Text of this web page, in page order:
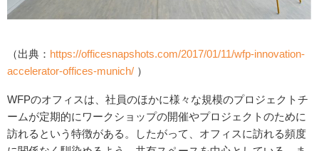
（出典： https://officesnapshots.com/2017/01/11/wfp-innovation-
accelerator-offices-munich/ ）
WFPのオフィスは、社員のほかに様々な規模のプロジェクトチ
ームが定期的にワークショップの開催やプロジェクトのために
訪れるという特徴がある。したがって、オフィスに訪れる頻度